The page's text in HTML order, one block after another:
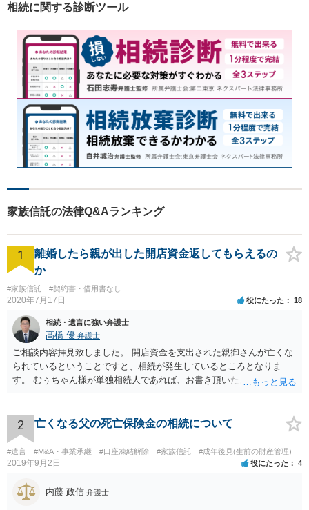
相続に関する診断ツール
家族信託の法律Q&Aランキング
1
離婚したら親が出した開店資金返してもらえるの
か
#家族信託 #契約書・借用書なし
2020年7月17日 役にたった 18
相続・遺言に強い弁護士
髙橋 優 弁護士
ご相談内容拝見致しました。 開店資金を支出された親御さんが亡くな
られているということですと、相続が発生しているところとなりま
す。 むぅちゃん様が単独相続人であれば、お書き頂いたような方法で
相続人おられるということであれば、他の相続人との協議が必要とな
るところです。 また、当該点とは別にご主人から貸付ではなく贈与で
あると主張される可能性がございます。 その場合には、貸付であるこ
とを伺わせる事情をどれだけ積み重ねることが出来るか、というとこ
ろとなります。 返済の事実や、返済を約束するメール等です。 金額の
おく方が宜しいかと思います。 緊急という訳ではないかと思います
2 亡くなる父の死亡保険金の相続について
#遺言 #M&A・事業承継 #口座凍結解除 #家族信託 #成年後見(生前の財産管理)
2019年9月2日 役にたった 4
内藤 政信 弁護士